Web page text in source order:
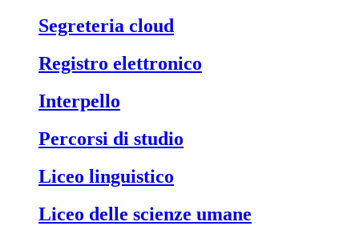
segreteria cloud
registro elettronico
interpello
percorsi di studio
liceo linguistico
liceo delle scienze umane